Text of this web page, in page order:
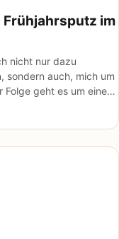
Frühjahrsputz im
nicht nur dazu
sondern auch, mich um
Folge geht es um eine